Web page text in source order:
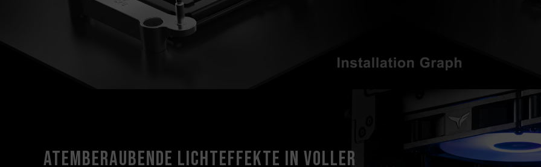
Atemberaubende Lichteffekte in voller